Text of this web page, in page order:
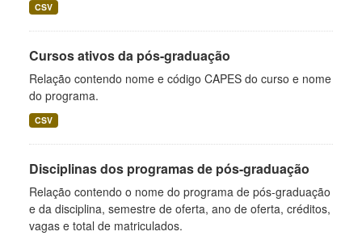
CSV
Cursos ativos da pós-graduação
Relação contendo nome e código CAPES do curso e nome
do programa.
CSV
Disciplinas dos programas de pós-graduação
Relação contendo o nome do programa de pós-graduação
e da disciplina, semestre de oferta, ano de oferta, créditos,
vagas e total de matriculados.